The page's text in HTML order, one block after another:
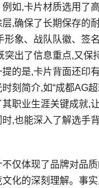
如,卡片材质选用了
,确保了长期保存的
形象、战队队徽、签
突出了信息重点,又保
的是,卡片背面还印
刻简介,如“成都AG超
职业生涯关键成就,
,也能深入了解选手
仅体现了品牌对品
化的深刻理解。事实